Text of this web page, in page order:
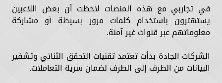
في تجاربي مع هذه المنصات لاحظت أن بعض اللاعبين
يستهترون باستخدام كلمات مرور بسيطة أو مشاركة
معلوماتهم عبر قنوات غير آمنة.
الشركات الجادة بدأت تعتمد تقنيات التحقق الثنائي وتشفير
البيانات من الطرف إلى الطرف لضمان سرية التعاملات.